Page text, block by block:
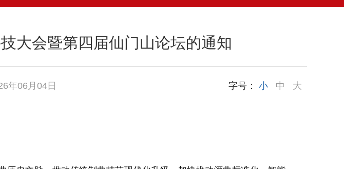
大会暨第四届仙门山论坛的通知
年06月04日 字号： 小 中 大